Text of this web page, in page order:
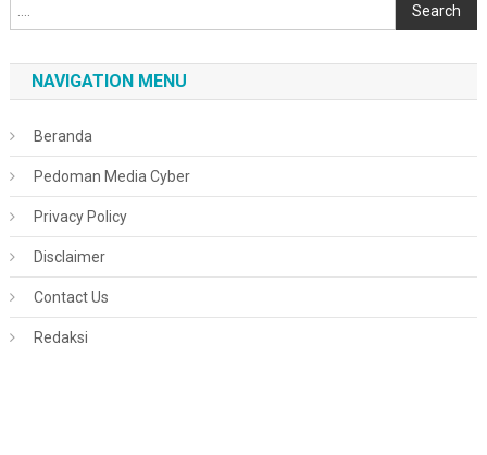
Search
NAVIGATION MENU
Beranda
Pedoman Media Cyber
Privacy Policy
Disclaimer
Contact Us
Redaksi